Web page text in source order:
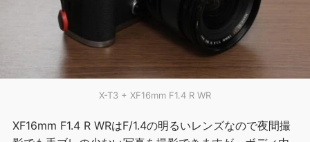
X-T3 + XF16mm F1.4 R WR
XF16mm F1.4 R WRはF/1.4の明るいレンズなので夜間撮